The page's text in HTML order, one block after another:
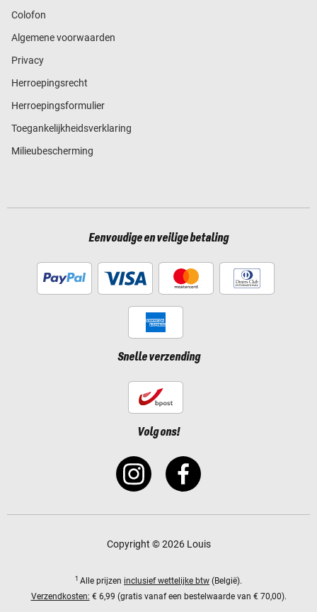
Colofon
Algemene voorwaarden
Privacy
Herroepingsrecht
Herroepingsformulier
Toegankelijkheidsverklaring
Milieubescherming
Eenvoudige en veilige betaling
Snelle verzending
Volg ons!
Copyright © 2026 Louis
1 Alle prijzen inclusief wettelijke btw (België).
Verzendkosten: € 6,99 (gratis vanaf een bestelwaarde van € 70,00).